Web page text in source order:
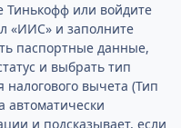
Тинькофф или войдите
«ИИС» и заполните
паспортные данные,
и выбрать тип
вычета (Тип
автоматически
и подсказывает, если